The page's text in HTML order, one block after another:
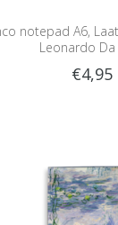
notepad A6,
Leonardo Da
€4,95